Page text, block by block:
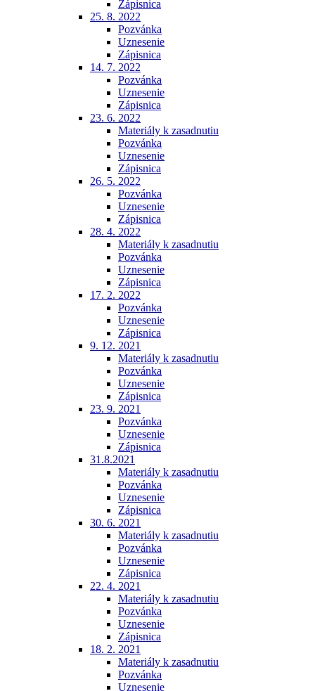
Zápisnica
25. 8. 2022
Pozvánka
Uznesenie
Zápisnica
14. 7. 2022
Pozvánka
Uznesenie
Zápisnica
23. 6. 2022
Materiály k zasadnutiu
Pozvánka
Uznesenie
Zápisnica
26. 5. 2022
Pozvánka
Uznesenie
Zápisnica
28. 4. 2022
Materiály k zasadnutiu
Pozvánka
Uznesenie
Zápisnica
17. 2. 2022
Pozvánka
Uznesenie
Zápisnica
9. 12. 2021
Materiály k zasadnutiu
Pozvánka
Uznesenie
Zápisnica
23. 9. 2021
Pozvánka
Uznesenie
Zápisnica
31.8.2021
Materiály k zasadnutiu
Pozvánka
Uznesenie
Zápisnica
30. 6. 2021
Materiály k zasadnutiu
Pozvánka
Uznesenie
Zápisnica
22. 4. 2021
Materiály k zasadnutiu
Pozvánka
Uznesenie
Zápisnica
18. 2. 2021
Materiály k zasadnutiu
Pozvánka
Uznesenie